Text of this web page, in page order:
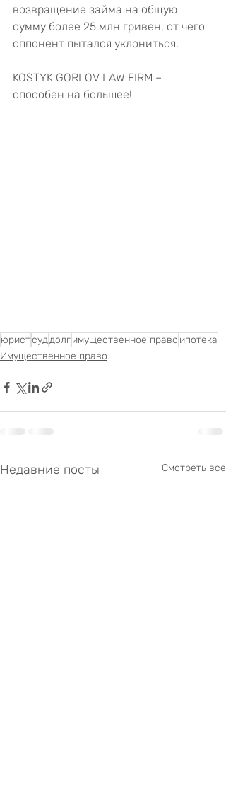
возвращение займа на общую
сумму более 25 млн гривен, от чего
оппонент пытался уклониться.
KOSTYK GORLOV LAW FIRM –
способен на большее!
юристсуддолгимущественное право ипотека
Имущественное право
Недавние посты Смотреть все